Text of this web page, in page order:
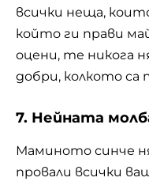
всички неща,
който ги прави
оцени, те никога
добри, колкото са
7. Нейната
Маминото синче
провали всички